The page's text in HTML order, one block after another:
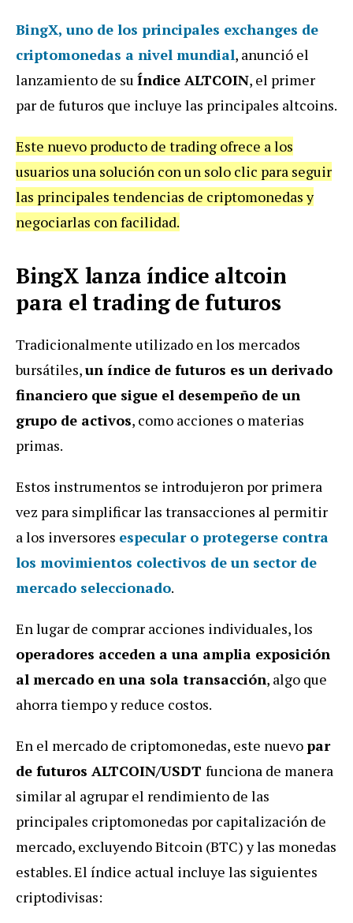
BingX, uno de los principales exchanges de
criptomonedas a nivel mundial, anunció el
lanzamiento de su Índice ALTCOIN, el primer
par de futuros que incluye las principales altcoins.
Este nuevo producto de trading ofrece a los
usuarios una solución con un solo clic para seguir
las principales tendencias de criptomonedas y
negociarlas con facilidad.
BingX lanza índice altcoin
para el trading de futuros
Tradicionalmente utilizado en los mercados
bursátiles,un índice de futuros es un derivado
financiero que sigue el desempeño de un
grupo de activos, como acciones o materias
primas.
Estos instrumentos se introdujeron por primera
vez para simplificar las transacciones al permitir
a los inversores especular o protegerse contra
los movimientos colectivos de un sector de
mercado seleccionado.
En lugar de comprar acciones individuales, los
operadores acceden a una amplia exposición
al mercado en una sola transacción, algo que
ahorra tiempo y reduce costos.
En el mercado de criptomonedas, este nuevopar
de futuros ALTCOIN/USDT funciona de manera
similar al agrupar el rendimiento de las
principales criptomonedas por capitalización de
mercado, excluyendo Bitcoin (BTC) y las monedas
estables. El índice actual incluye las siguientes
criptodivisas: